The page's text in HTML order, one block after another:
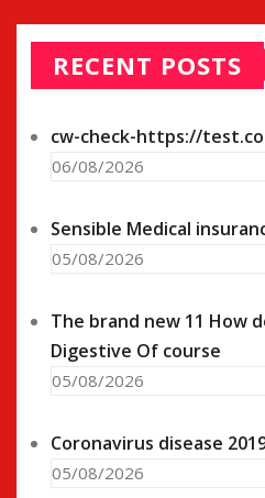
RECENT POSTS
cw-check-https://
06/08/2026
Sensible Medical
05/08/2026
The brand new 11 How
Digestive Of course
05/08/2026
Coronavirus disease
05/08/2026